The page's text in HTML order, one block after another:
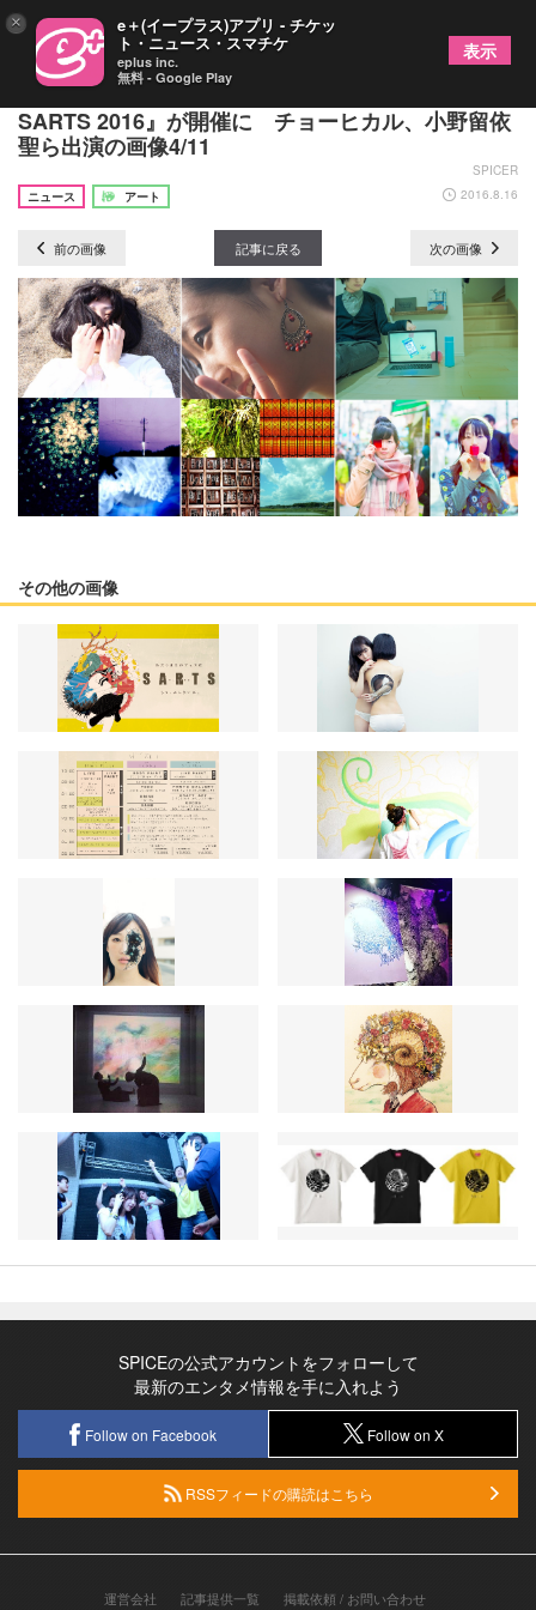
茨城発の複合型アートフェス『共生芸術空間
SARTS 2016』が開催に チョーヒカル、小野留依
聖ら出演の画像4/11
SPICER
ニュース
アート 2016.8.16
前の画像 記事に戻る 次の画像
その他の画像
SPICEの公式アカウントをフォローして
最新のエンタメ情報を手に入れよう
Follow on Facebook Follow on X
RSSフィードの購読はこちら
運営会社 記事提供一覧 掲載依頼 / お問い合わせ
× e＋(イープラス)アプリ - チケッ
ト・ニュース・スマチケ
eplus inc.
無料 - Google Play
表示